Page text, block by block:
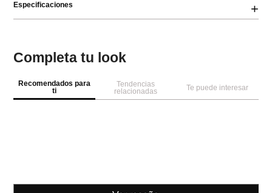
Especificaciones +
Completa tu look
Recomendados para
ti
Tendencias
relacionadas
Te puede interesar